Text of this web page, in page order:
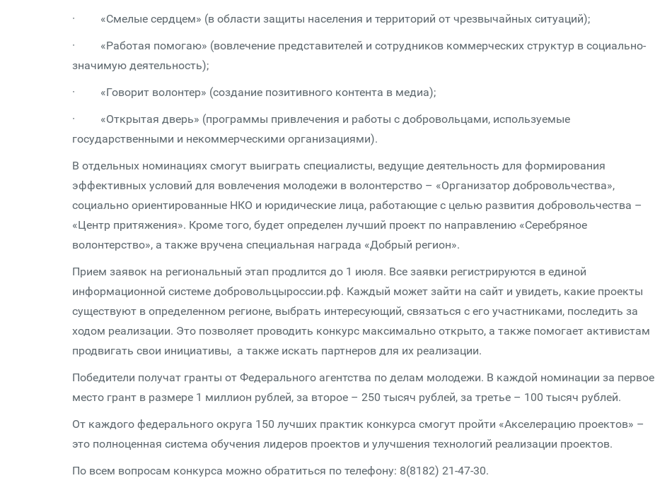
· «Смелые сердцем» (в области защиты населения и территорий от чрезвычайных ситуаций);
· «Работая помогаю» (вовлечение представителей и сотрудников коммерческих структур в социально-
значимую деятельность);
· «Говорит волонтер» (создание позитивного контента в медиа);
· «Открытая дверь» (программы привлечения и работы с добровольцами, используемые
государственными и некоммерческими организациями).
В отдельных номинациях смогут выиграть специалисты, ведущие деятельность для формирования
эффективных условий для вовлечения молодежи в волонтерство – «Организатор добровольчества»,
социально ориентированные НКО и юридические лица, работающие с целью развития добровольчества –
«Центр притяжения». Кроме того, будет определен лучший проект по направлению «Серебряное
волонтерство», а также вручена специальная награда «Добрый регион».
Прием заявок на региональный этап продлится до 1 июля. Все заявки регистрируются в единой
информационной системе добровольцыроссии.рф. Каждый может зайти на сайт и увидеть, какие проекты
существуют в определенном регионе, выбрать интересующий, связаться с его участниками, последить за
ходом реализации. Это позволяет проводить конкурс максимально открыто, а также помогает активистам
продвигать свои инициативы, а также искать партнеров для их реализации.
Победители получат гранты от Федерального агентства по делам молодежи. В каждой номинации за первое
место грант в размере 1 миллион рублей, за второе – 250 тысяч рублей, за третье – 100 тысяч рублей.
От каждого федерального округа 150 лучших практик конкурса смогут пройти «Акселерацию проектов» –
это полноценная система обучения лидеров проектов и улучшения технологий реализации проектов.
По всем вопросам конкурса можно обратиться по телефону: 8(8182) 21-47-30.